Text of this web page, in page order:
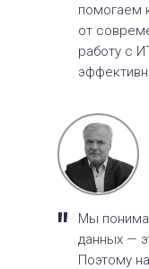
помогаем
от
работу с
"
Мы
данных —
Поэтому